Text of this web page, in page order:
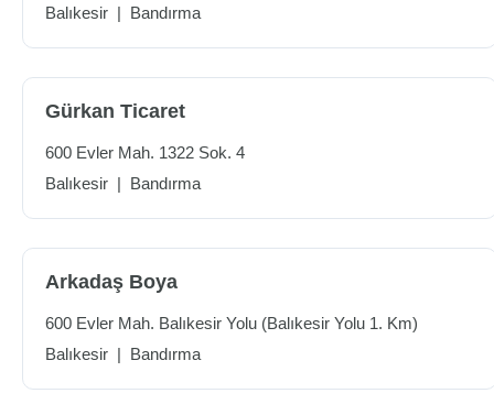
Balıkesir | Bandırma
Gürkan Ticaret
600 Evler Mah. 1322 Sok. 4
Balıkesir | Bandırma
Arkadaş Boya
600 Evler Mah. Balıkesir Yolu (Balıkesir Yolu 1. Km)
Balıkesir | Bandırma